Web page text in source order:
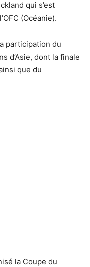
qui s’est
(Océanie).
participation du
d’Asie, dont la finale
que du
la Coupe du